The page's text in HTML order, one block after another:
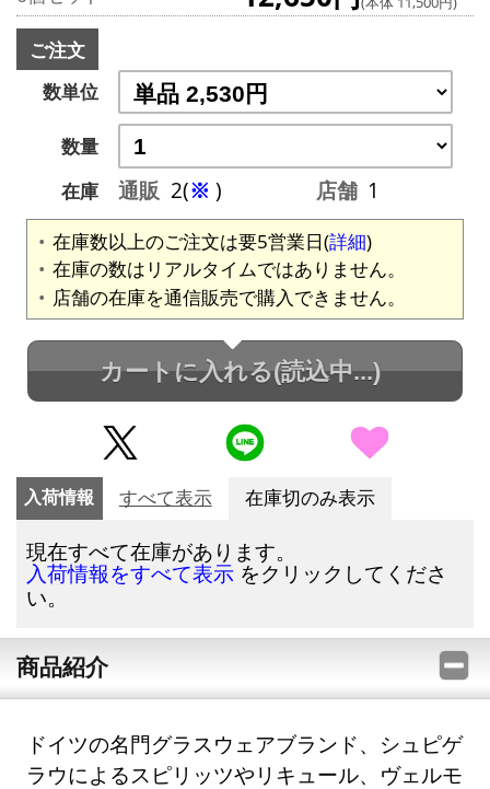
ご注文
数単位
数量
在庫
通販 2(※ ) 店舗 1
在庫数以上のご注文は要5営業日(詳細)
在庫の数はリアルタイムではありません。
店舗の在庫を通信販売で購入できません。
カートに入れる(読込中...)
入荷情報 すべて表示 在庫切のみ表示
現在すべて在庫があります。
入荷情報をすべて表示 をクリックしてくださ
い。
商品紹介
ドイツの名門グラスウェアブランド、シュピゲ
ラウによるスピリッツやリキュール、ヴェルモ